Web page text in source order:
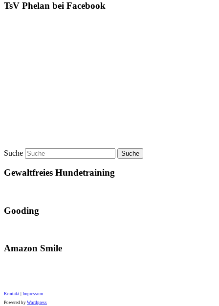
TsV Phelan bei Facebook
Suche
Gewaltfreies Hundetraining
Gooding
Amazon Smile
Kontakt Impressum
Powered by Wordpress